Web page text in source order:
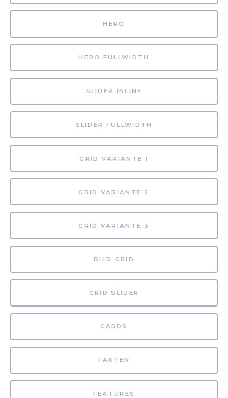
HERO
HERO FULLWIDTH
SLIDER INLINE
SLIDER FULLWIDTH
GRID VARIANTE 1
GRID VARIANTE 2
GRID VARIANTE 3
BILD GRID
GRID SLIDER
CARDS
FAKTEN
FEATURES